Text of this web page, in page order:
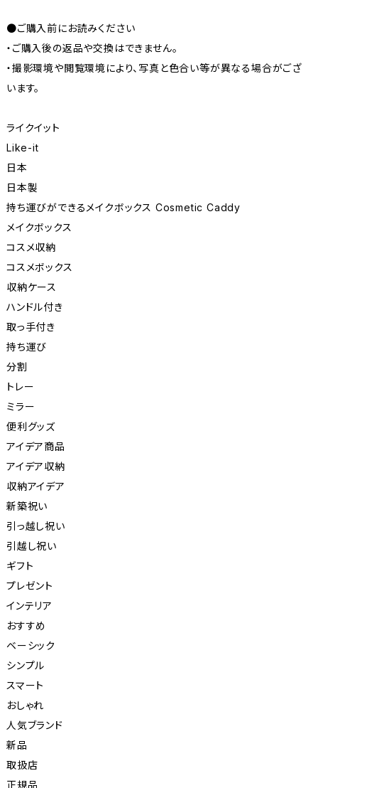
●ご購入前にお読みください
・ご購入後の返品や交換はできません。
・撮影環境や閲覧環境により、写真と色合い等が異なる場合がござ
います。
ライクイット
Like-it
日本
日本製
持ち運びができるメイクボックス Cosmetic Caddy
メイクボックス
コスメ収納
コスメボックス
収納ケース
ハンドル付き
取っ手付き
持ち運び
分割
トレー
ミラー
便利グッズ
アイデア商品
アイデア収納
収納アイデア
新築祝い
引っ越し祝い
引越し祝い
ギフト
プレゼント
インテリア
おすすめ
ベーシック
シンプル
スマート
おしゃれ
人気ブランド
新品
取扱店
正規品